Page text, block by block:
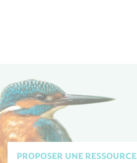
PROPOSER UNE RESSOURCE